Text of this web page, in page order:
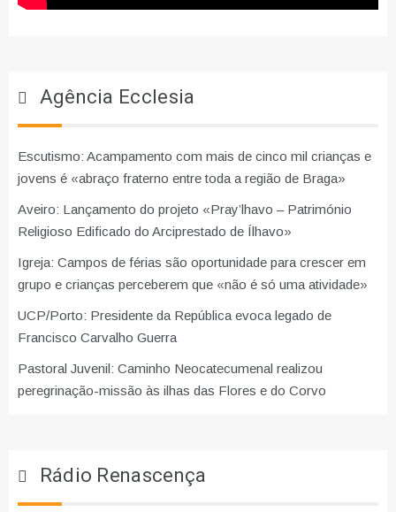
Agência Ecclesia
Escutismo: Acampamento com mais de cinco mil crianças e
jovens é «abraço fraterno entre toda a região de Braga»
Aveiro: Lançamento do projeto «Pray’lhavo – Património
Religioso Edificado do Arciprestado de Ílhavo»
Igreja: Campos de férias são oportunidade para crescer em
grupo e crianças perceberem que «não é só uma atividade»
UCP/Porto: Presidente da República evoca legado de
Francisco Carvalho Guerra
Pastoral Juvenil: Caminho Neocatecumenal realizou
peregrinação-missão às ilhas das Flores e do Corvo
Rádio Renascença